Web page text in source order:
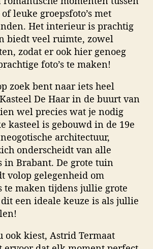
leuke groepsfoto’s met
Het interieur is prachtig
biedt veel ruimte, zowel
zodat er ook hier genoeg
foto’s te maken!
zoek bent naar iets heel
De Haar in de buurt van
wel precies wat je nodig
kasteel is gebouwd in de 19e
architectuur,
onderscheidt van alle
in Brabant. De grote tuin
volop gelegenheid om
te maken tijdens jullie grote
een ideale keuze is als jullie
ook kiest, Astrid Termaat